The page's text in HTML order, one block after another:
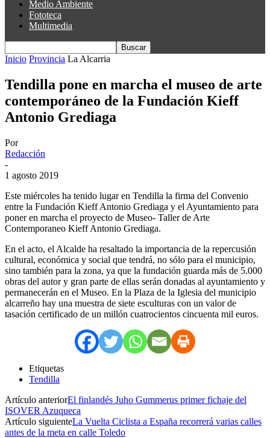
Medio Ambiente
Fototeca
Multimedia
Inicio Provincia La Alcarria
Tendilla pone en marcha el museo de arte
contemporáneo de la Fundación Kieff
Antonio Grediaga
Por
Redacción
-
1 agosto 2019
Este miércoles ha tenido lugar en Tendilla la firma del Convenio
entre la Fundación Kieff Antonio Grediaga y el Ayuntamiento para
poner en marcha el proyecto de Museo- Taller de Arte
Contemporaneo Kieff Antonio Grediaga.
En el acto, el Alcalde ha resaltado la importancia de la repercusión
cultural, económica y social que tendrá, no sólo para el municipio,
sino también para la zona, ya que la fundación guarda más de 5.000
obras del autor y gran parte de ellas serán donadas al ayuntamiento y
permanecerán en el Museo. En la Plaza de la Iglesia del municipio
alcarreño hay una muestra de siete esculturas con un valor de
tasación certificado de un millón cuatrocientos cincuenta mil euros.
Etiquetas
Tendilla
Artículo anteriorEl finlandés Juho Gummerus primer fichaje del
ISOVER Azuqueca
Artículo siguienteLa Vuelta Ciclista a España recorrerá varias calles
antes de la meta en calle Toledo